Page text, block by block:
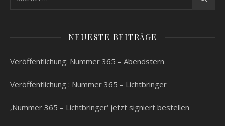
NEUESTE BEITRÄGE
Veröffentlichung: Nummer 365 – Abendstern
Veröffentlichung : Nummer 365 – Lichtbringer
‚Nummer 365 – Lichtbringer‘ jetzt signiert bestellen